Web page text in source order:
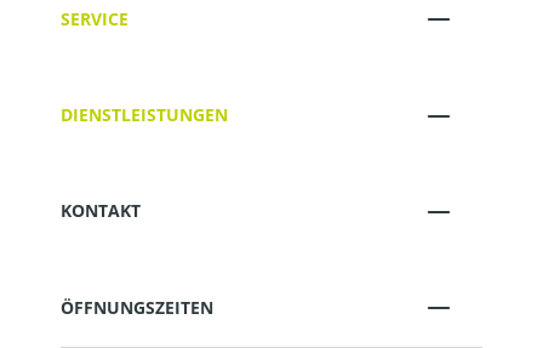
SERVICE
DIENSTLEISTUNGEN
KONTAKT
ÖFFNUNGSZEITEN